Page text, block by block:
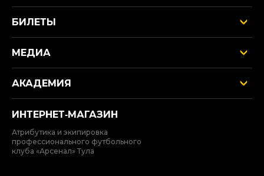
БИЛЕТЫ
МЕДИА
АКАДЕМИЯ
ИНТЕРНЕТ‑МАГАЗИН
Атрибутика и экипировка
профессионального футбольного
клуба «Арсенал» Тула